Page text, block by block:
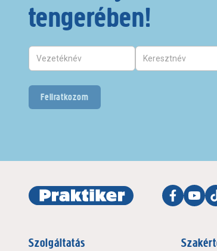
tengerében!
Feliratkozom
Szolgáltatás